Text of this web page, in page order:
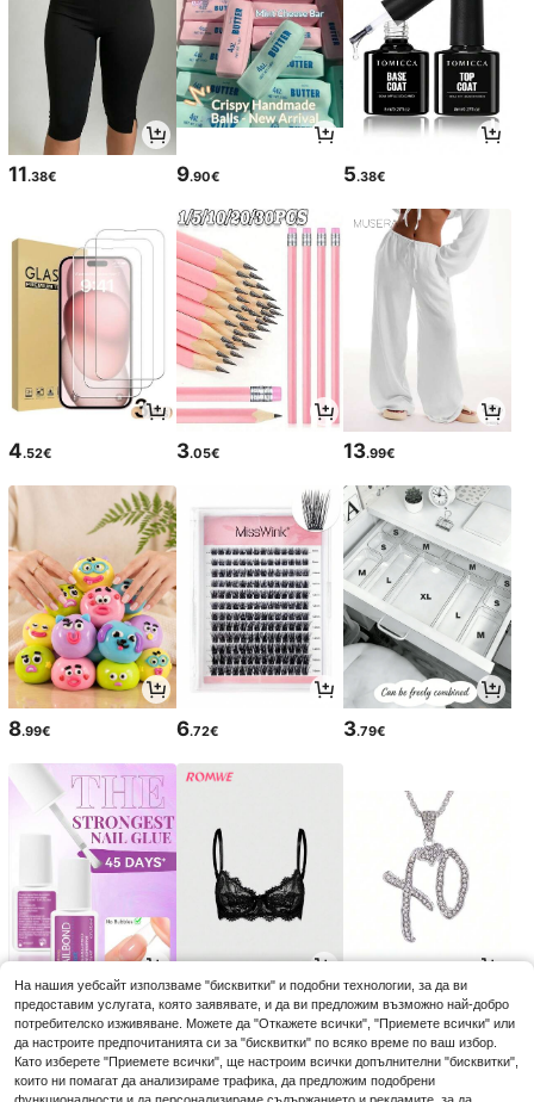
11.38€ 9.90€ 5.38€
4.52€ 3.05€ 13.99€
8.99€ 6.72€ 3.79€
3.55€ 6.37€6.74€ -5% 4.04€
На нашия уебсайт използваме "бисквитки" и подобни технологии, за да ви
предоставим услугата, която заявявате, и да ви предложим възможно най-добро
потребителско изживяване. Можете да "Откажете всички", "Приемете всички" или
да настроите предпочитанията си за "бисквитки" по всяко време по ваш избор.
Като изберете "Приемете всички", ще настроим всички допълнителни "бисквитки",
които ни помагат да анализираме трафика, да предложим подобрени